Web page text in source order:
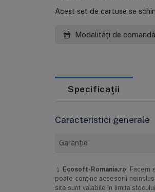
Acest set de cartuse se
Modalități de comandă
Specificații
Caracteristici generale
Garanţie
Ecosoft-Romania.ro: Facem
poate conţine accesorii
site sunt valabile în limita